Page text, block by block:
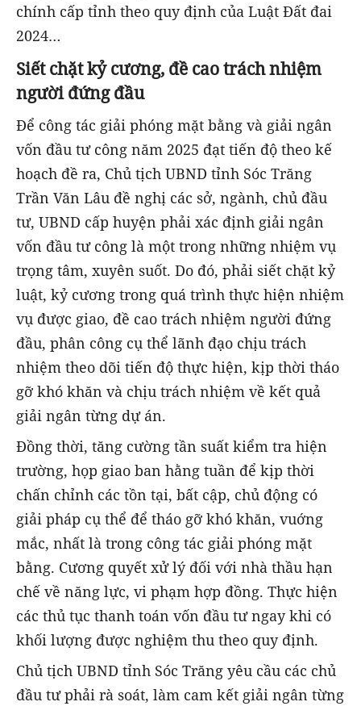
chính cấp tỉnh theo quy định của Luật Đất đai
2024…
Siết chặt kỷ cương, đề cao trách nhiệm
người đứng đầu
Để công tác giải phóng mặt bằng và giải ngân
vốn đầu tư công năm 2025 đạt tiến độ theo kế
hoạch đề ra, Chủ tịch UBND tỉnh Sóc Trăng
Trần Văn Lâu đề nghị các sở, ngành, chủ đầu
tư, UBND cấp huyện phải xác định giải ngân
vốn đầu tư công là một trong những nhiệm vụ
trọng tâm, xuyên suốt. Do đó, phải siết chặt kỷ
luật, kỷ cương trong quá trình thực hiện nhiệm
vụ được giao, đề cao trách nhiệm người đứng
đầu, phân công cụ thể lãnh đạo chịu trách
nhiệm theo dõi tiến độ thực hiện, kịp thời tháo
gỡ khó khăn và chịu trách nhiệm về kết quả
giải ngân từng dự án.
Đồng thời, tăng cường tần suất kiểm tra hiện
trường, họp giao ban hằng tuần để kịp thời
chấn chỉnh các tồn tại, bất cập, chủ động có
giải pháp cụ thể để tháo gỡ khó khăn, vuớng
mắc, nhất là trong công tác giải phóng mặt
bằng. Cương quyết xử lý đối với nhà thầu hạn
chế về năng lực, vi phạm hợp đồng. Thực hiện
các thủ tục thanh toán vốn đầu tư ngay khi có
khối lượng được nghiệm thu theo quy định.
Chủ tịch UBND tỉnh Sóc Trăng yêu cầu các chủ
đầu tư phải rà soát, làm cam kết giải ngân từng